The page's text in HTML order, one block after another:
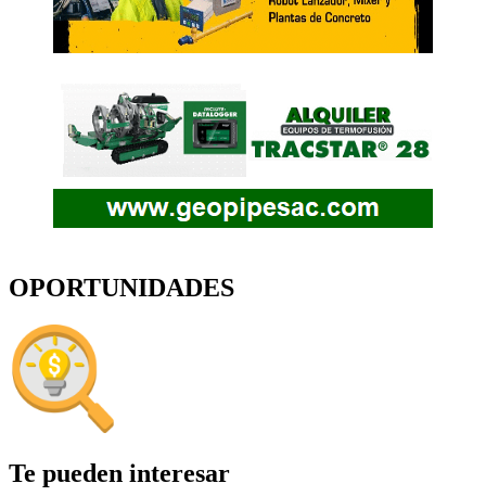
OPORTUNIDADES
Te pueden interesar